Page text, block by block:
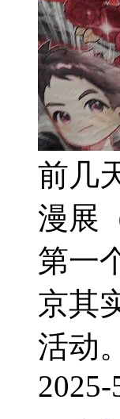
前几
漫展
第一
京其
活动
2025-